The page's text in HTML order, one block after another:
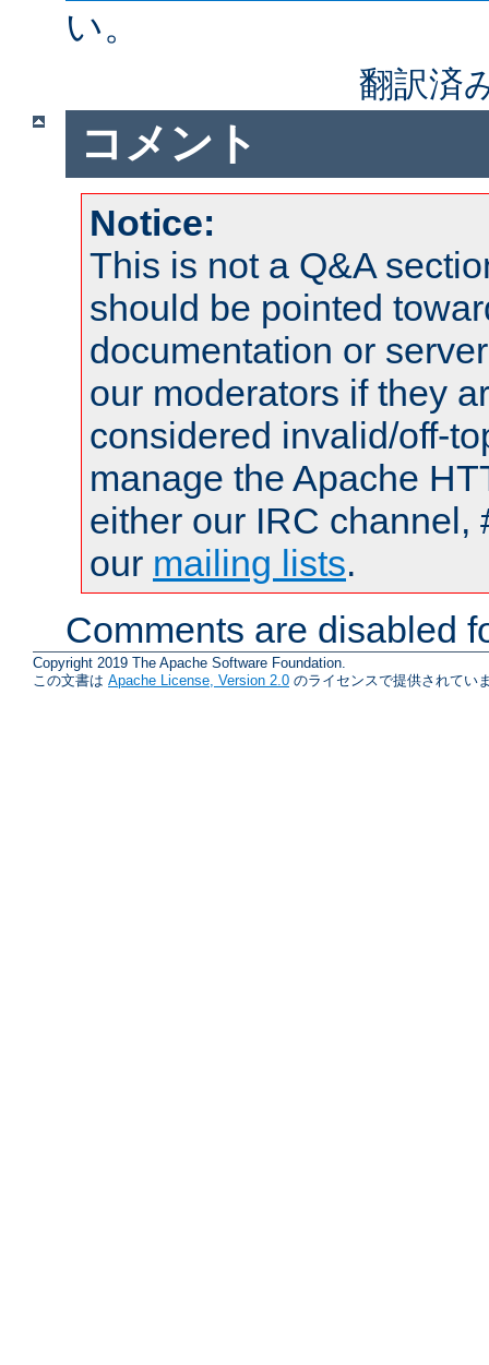
い。
翻訳済
コメント
Notice:
This is not a Q&A
should be pointed
documentation or
our moderators if they
considered invalid/off-
manage the Apache
either our IRC channel,
our mailing lists.
Comments are disabled
Copyright 2019 The Apache Software Foundation.
この文書は Apache License, Version 2.0 のライセンスで提供されてい